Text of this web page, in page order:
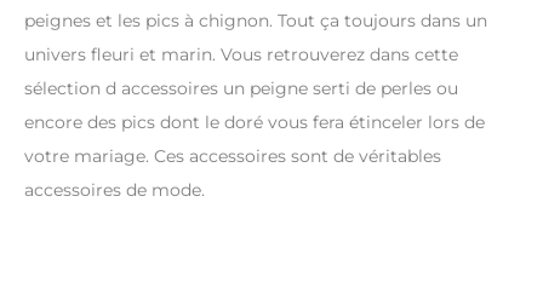
peignes et les pics à chignon. Tout ça toujours dans un
univers fleuri et marin. Vous retrouverez dans cette
sélection d accessoires un peigne serti de perles ou
encore des pics dont le doré vous fera étinceler lors de
votre mariage. Ces accessoires sont de véritables
accessoires de mode.